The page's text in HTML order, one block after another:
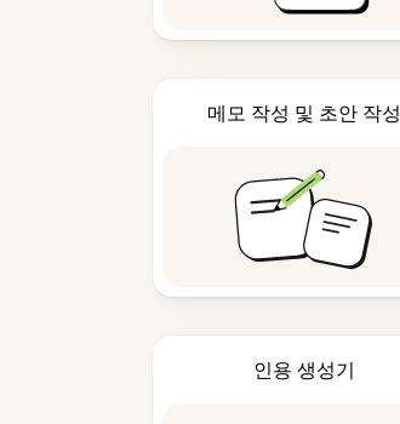
메모 작성 및 초안 작성
인용 생성기